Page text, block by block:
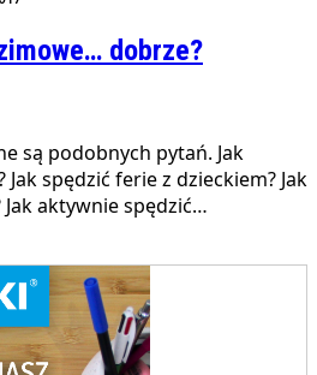
dobrze?
są podobnych pytań. Jak
spędzić ferie z dzieckiem? Jak
aktywnie spędzić…